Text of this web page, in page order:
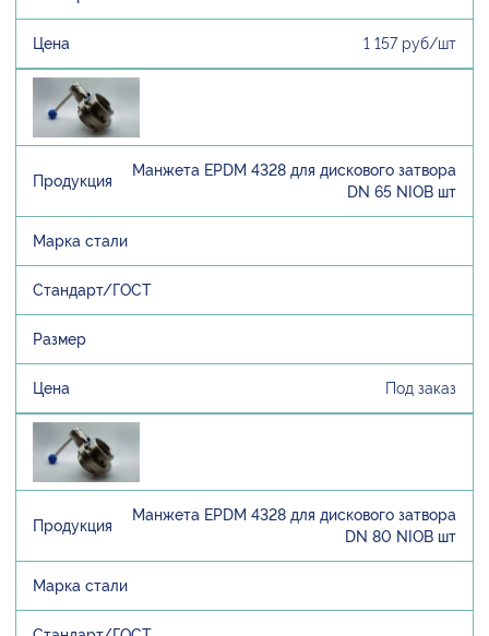
1 157 руб/шт
Манжета EPDM 4328 для дискового затвора
DN 65 NIOB шт
Под заказ
Манжета EPDM 4328 для дискового затвора
DN 80 NIOB шт